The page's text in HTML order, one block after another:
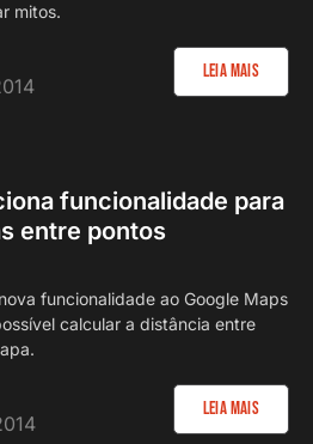
mitos.
Leia Mais
funcionalidade para
entre pontos
funcionalidade ao Google Maps
calcular a distância entre
Leia Mais